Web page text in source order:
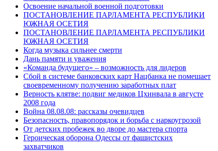
Освоение начальной военной подготовки
ПОСТАНОВЛЕНИЕ ПАРЛАМЕНТА РЕСПУБЛИКИ
ЮЖНАЯ ОСЕТИЯ
ПОСТАНОВЛЕНИЕ ПАРЛАМЕНТА РЕСПУБЛИКИ
ЮЖНАЯ ОСЕТИЯ
Когда музыка сильнее смерти
Дань памяти и уважения
«Команда будущего» – возможность для лидеров
Сбой в системе банковских карт Нацбанка не помешает
своевременному получению заработных плат
Верность клятве: подвиг медиков Цхинвала в августе
2008 года
Война 08.08.08: рассказы очевидцев
Безопасность, правопорядок и борьба с наркоугрозой
От детских пробежек во дворе до мастера спорта
Героическая оборона Одессы от фашистских
захватчиков